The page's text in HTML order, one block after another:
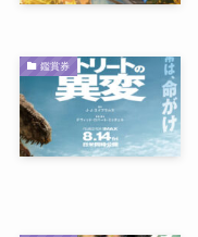
鑑賞券